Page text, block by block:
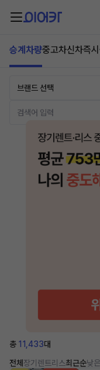
승계차량중고차신차즉
총 11,433대
전체 장기렌트리스최근순낮